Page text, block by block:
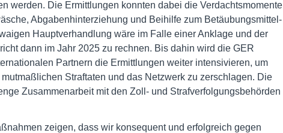
werden. Die Ermittlungen konnten dabei die Verdachtsmomente
Abgabenhinterziehung und Beihilfe zum Betäubungsmittel-
Hauptverhandlung wäre im Falle einer Anklage und der
dann im Jahr 2025 zu rechnen. Bis dahin wird die GER
Partnern die Ermittlungen weiter intensivieren, um
Straftaten und das Netzwerk zu zerschlagen. Die
Zusammenarbeit mit den Zoll- und Strafverfolgungsbehörden
zeigen, dass wir konsequent und erfolgreich gegen